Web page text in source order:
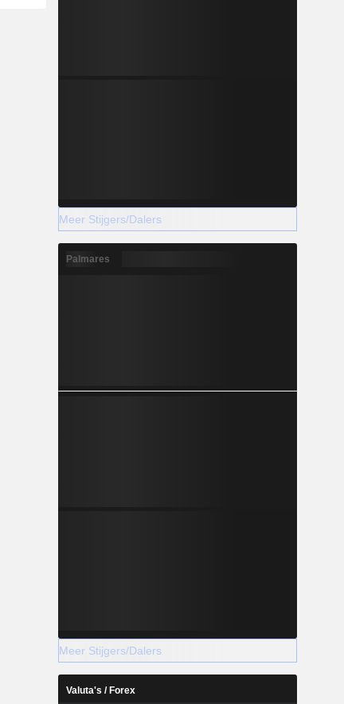
Meer Stijgers/Dalers
Palmares
Meer Stijgers/Dalers
Valuta's / Forex